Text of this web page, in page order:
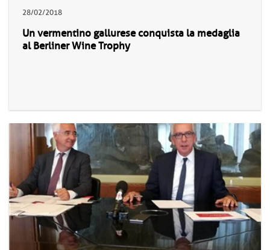
28/02/2018
Un vermentino gallurese conquista la medaglia
al Berliner Wine Trophy